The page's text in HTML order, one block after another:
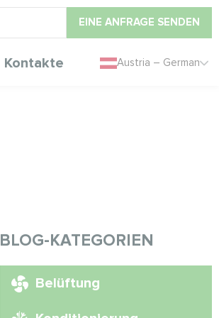
EINE ANFRAGE SENDEN
Kontakte Austria – German
BLOG-KATEGORIEN
Belüftung